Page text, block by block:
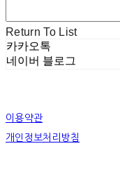
Return To List
카카오톡
네이버 블로그
이용약관
개인정보처리방침